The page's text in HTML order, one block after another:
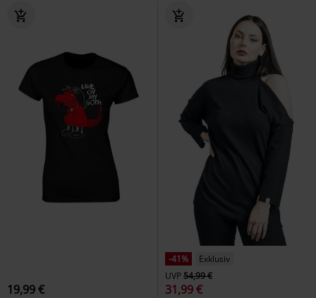
19,99 €
-41%
Exklusiv
UVP54,99 €
31,99 €